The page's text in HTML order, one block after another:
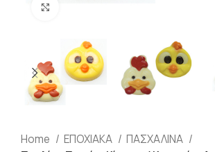
Home ΕΠΟΧΙΑΚΑ
ΠΑΣΧΑΛΙΝΑ